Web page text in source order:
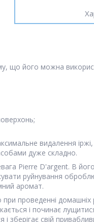
що його можна
видалення
дуже складно.
Pierre D'argent. В
руйнування
аромат.
проведенні домашніх
і починає
зберігає свій